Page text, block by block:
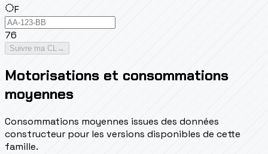
F
76
Suivre ma CL →
Motorisations et consommations
moyennes
Consommations moyennes issues des données
constructeur pour les versions disponibles de cette
famille.